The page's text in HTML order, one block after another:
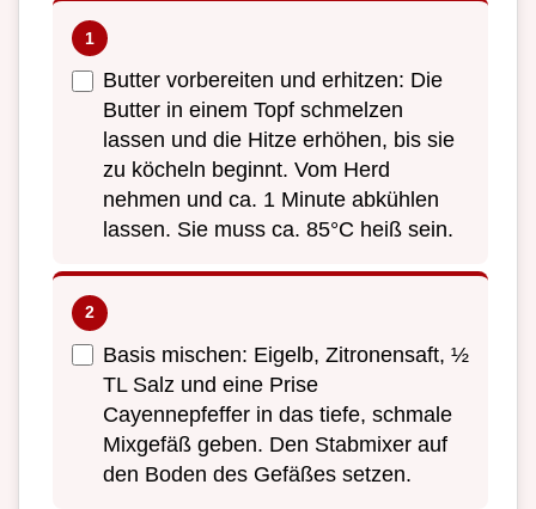
Butter vorbereiten und erhitzen: Die
Butter in einem Topf schmelzen
lassen und die Hitze erhöhen, bis sie
zu köcheln beginnt. Vom Herd
nehmen und ca. 1 Minute abkühlen
lassen. Sie muss ca. 85°C heiß sein.
Basis mischen: Eigelb, Zitronensaft, ½
TL Salz und eine Prise
Cayennepfeffer in das tiefe, schmale
Mixgefäß geben. Den Stabmixer auf
den Boden des Gefäßes setzen.